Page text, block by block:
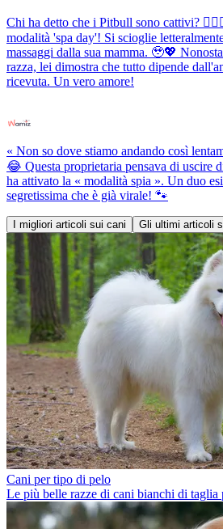
Chi ha detto che i Pitbull sono cattivi?
modalità 'spa day'! Si scioglie
massaggi dalla sua mamma. 🥹💖
razza, lei dimostra che tutto dipende
ricevuta. Un vero amore!
« Non so dove stiamo andando così
😂 Questa proprietaria pensava di uscire
ha attivato la « modalità spia ». Un duo
segretissima che è già virale! 🐾
I migliori articoli sui cani Gli ultimi articoli
Cani per tipo di pelo
Le più belle razze di cani bianchi di taglia